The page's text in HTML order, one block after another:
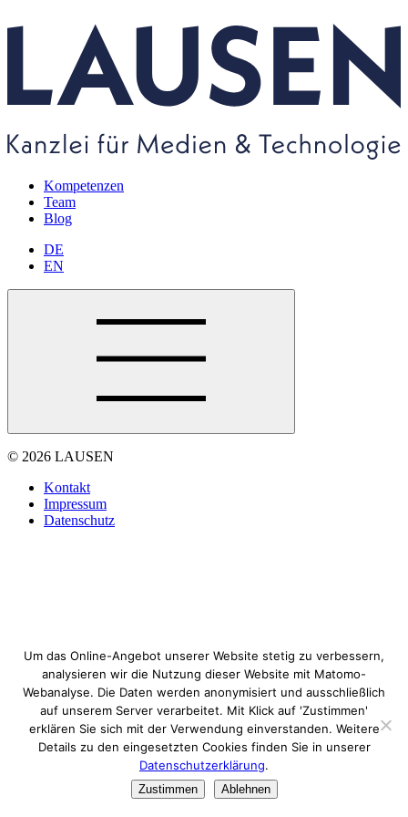
Kompetenzen
Team
Blog
DE
EN
© 2026 LAUSEN
Kontakt
Impressum
Datenschutz
Um das Online-Angebot unserer Website stetig zu verbessern,
analysieren wir die Nutzung dieser Website mit Matomo-
Webanalyse. Die Daten werden anonymisiert und ausschließlich
auf unserem Server verarbeitet. Mit Klick auf 'Zustimmen'
erklären Sie sich mit der Verwendung einverstanden. Weitere
Details zu den eingesetzten Cookies finden Sie in unserer
Datenschutzerklärung.
Zustimmen Ablehnen